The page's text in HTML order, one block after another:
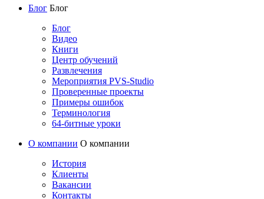
Блог Блог
Блог
Видео
Книги
Центр обучений
Развлечения
Мероприятия PVS-Studio
Проверенные проекты
Примеры ошибок
Терминология
64-битные уроки
О компании О компании
История
Клиенты
Вакансии
Контакты